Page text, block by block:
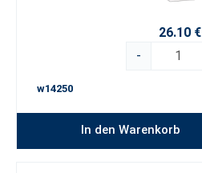
26.10 €
-
w14250
In den Warenkorb